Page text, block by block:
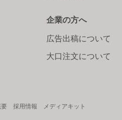
企業の方へ
広告出稿について
大口注文について
採用情報 メディアキット